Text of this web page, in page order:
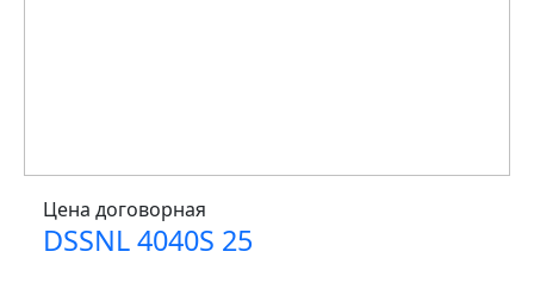
Цена договорная
DSSNL 4040S 25